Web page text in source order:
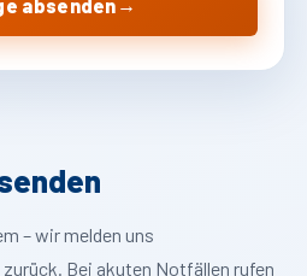
– wir melden uns
Bei akuten Notfällen rufen
absenden